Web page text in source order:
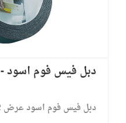
دبل فيس فوم اسود - 2 سم
دبل فيس فوم اسود عرض 2 سم طول 5 متر ​1 مللي